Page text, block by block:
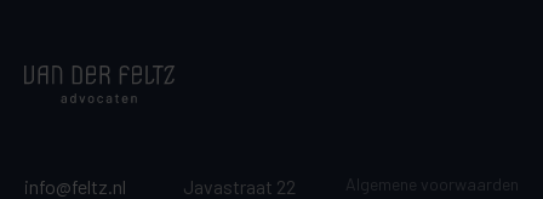
info@feltz.nl
Javastraat 22
Algemene voorwaarden